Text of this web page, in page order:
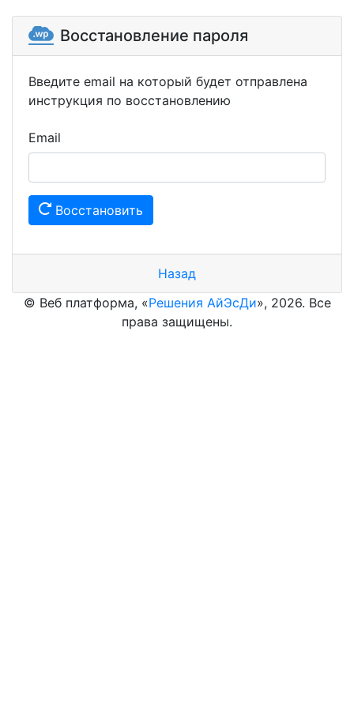
Восстановление пароля
Введите email на который будет отправлена
инструкция по восстановлению
Email
Восстановить
Назад
© Веб платформа, «Решения АйЭсДи», 2026. Все
права защищены.